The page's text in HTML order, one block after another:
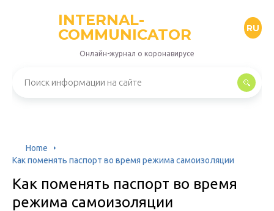
INTERNAL-
COMMUNICATOR
RU
Онлайн-журнал о коронавирусе
Home
Как поменять паспорт во время режима самоизоляции
Как поменять паспорт во время
режима самоизоляции